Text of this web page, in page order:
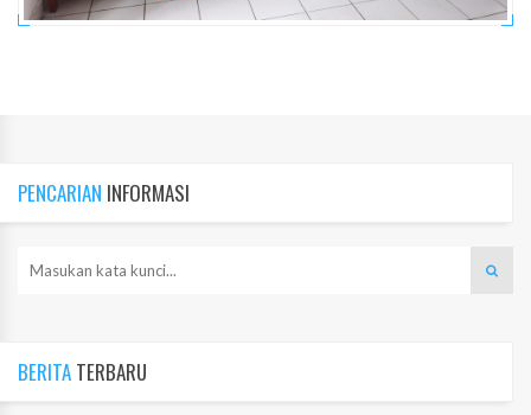
PENCARIAN INFORMASI
BERITA TERBARU